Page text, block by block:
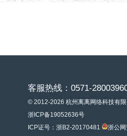
客服热线：0571-
© 2012-2026 杭州离离网络科技有
浙ICP备19052636号
ICP证号：浙B2-20170481
浙公